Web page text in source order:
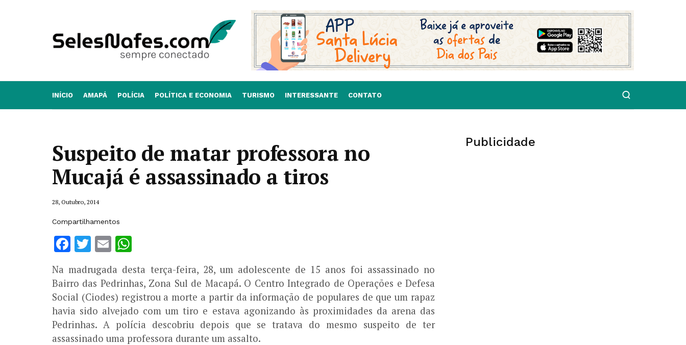
INÍCIO AMAPÁ POLÍCIA POLÍTICA E ECONOMIA TURISMO INTERESSANTE CONTATO
Suspeito de matar professora no
Mucajá é assassinado a tiros
28, Outubro, 2014
Compartilhamentos
Facebook
Twitter
Email
Na madrugada desta terça-feira, 28, um adolescente de 15 anos foi assassinado no
Bairro das Pedrinhas, Zona Sul de Macapá. O Centro Integrado de Operações e Defesa
Social (Ciodes) registrou a morte a partir da informação de populares de que um rapaz
havia sido alvejado com um tiro e estava agonizando às proximidades da arena das
Pedrinhas. A polícia descobriu depois que se tratava do mesmo suspeito de ter
assassinado uma professora durante um assalto.
Publicidade